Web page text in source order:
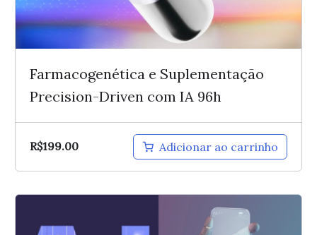
Farmacogenética e Suplementação
Precision-Driven com IA 96h
R$199.00 Adicionar ao carrinho